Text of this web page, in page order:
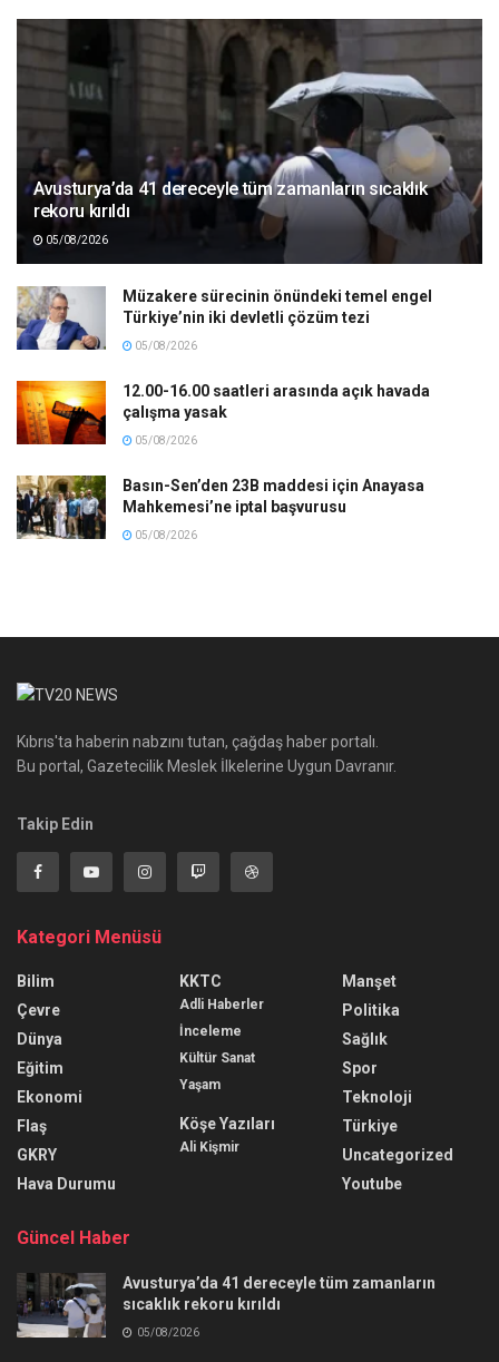
Avusturya’da 41 dereceyle tüm zamanların sıcaklık
rekoru kırıldı
05/08/2026
Müzakere sürecinin önündeki temel engel
Türkiye’nin iki devletli çözüm tezi
05/08/2026
12.00-16.00 saatleri arasında açık havada
çalışma yasak
05/08/2026
Basın-Sen’den 23B maddesi için Anayasa
Mahkemesi’ne iptal başvurusu
05/08/2026
Kıbrıs'ta haberin nabzını tutan, çağdaş haber portalı.
Bu portal, Gazetecilik Meslek İlkelerine Uygun Davranır.
Takip Edin
Kategori Menüsü
Bilim
Çevre
Dünya
Eğitim
Ekonomi
Flaş
GKRY
Hava Durumu
KKTC
Adli Haberler
İnceleme
Kültür Sanat
Yaşam
Köşe Yazıları
Ali Kişmir
Manşet
Politika
Sağlık
Spor
Teknoloji
Türkiye
Uncategorized
Youtube
Güncel Haber
Avusturya’da 41 dereceyle tüm zamanların
sıcaklık rekoru kırıldı
05/08/2026